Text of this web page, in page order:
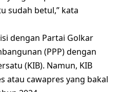
sudah betul,” kata
dengan Partai Golkar
(PPP) dengan
(KIB). Namun, KIB
atau cawapres yang bakal